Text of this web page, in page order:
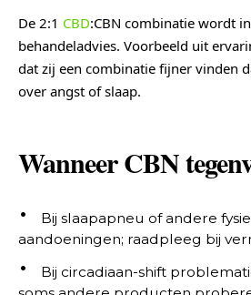
De 2:1 CBD:CBN combinatie wordt
behandeladvies. Voorbeeld uit
dat zij een combinatie fijner vinden
over angst of slaap.
Wanneer CBN
Bij slaapapneu of andere
aandoeningen; raadpleeg bij
Bij circadiaan-shift